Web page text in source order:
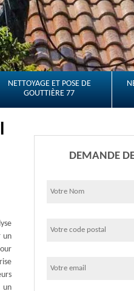
NETTOYAGE ET POSE DE
GOUTTIÈRE 77
un
un
DEMANDE